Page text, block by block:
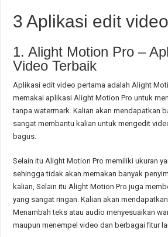
3 Aplikasi edit
1. Alight Motion Pro –
Video Terbaik
Aplikasi edit video pertama adalah Alight
memakai aplikasi Alight Motion Pro untuk
tanpa watermark. Kalian akan mendapatkan
sangat membantu kalian untuk mengedit
bagus.
Selain itu Alight Motion Pro memiliki ukuran
sehingga tidak akan memakan banyak
kalian, Selain itu Alight Motion Pro juga
yang sangat ringan. Kalian akan
Menambah teks atau audio menyesuaikan
maupun menempel video dan berbagai fitur